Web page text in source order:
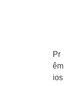
Pr
êm
ios